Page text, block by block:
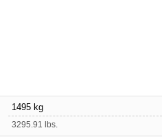
1495 kg
3295.91 lbs.